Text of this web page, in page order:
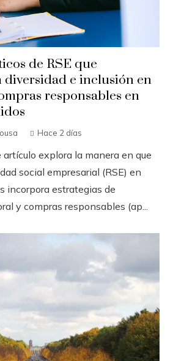
de RSE que
diversidad e inclusión en
responsables en
Hace 2 días
artículo explora la manera en que
social empresarial (RSE) en
incorpora estrategias de
y compras responsables (ap...